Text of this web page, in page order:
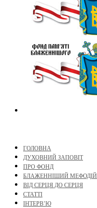
ГОЛОВНА
ДУХОВНИЙ ЗАПОВІТ
ПРО ФОНД
БЛАЖЕННІШИЙ МЕФОДІЙ
ВІД СЕРЦЯ ДО СЕРЦЯ
СТАТТІ
ІНТЕРВ’Ю